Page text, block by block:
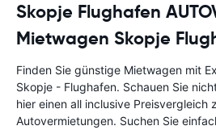
Skopje Flughafen
Mietwagen Skopje
Finden Sie günstige Mietwagen mit
Skopje - Flughafen. Schauen Sie
hier einen all inclusive Preisvergleich
Autovermietungen. Suchen Sie